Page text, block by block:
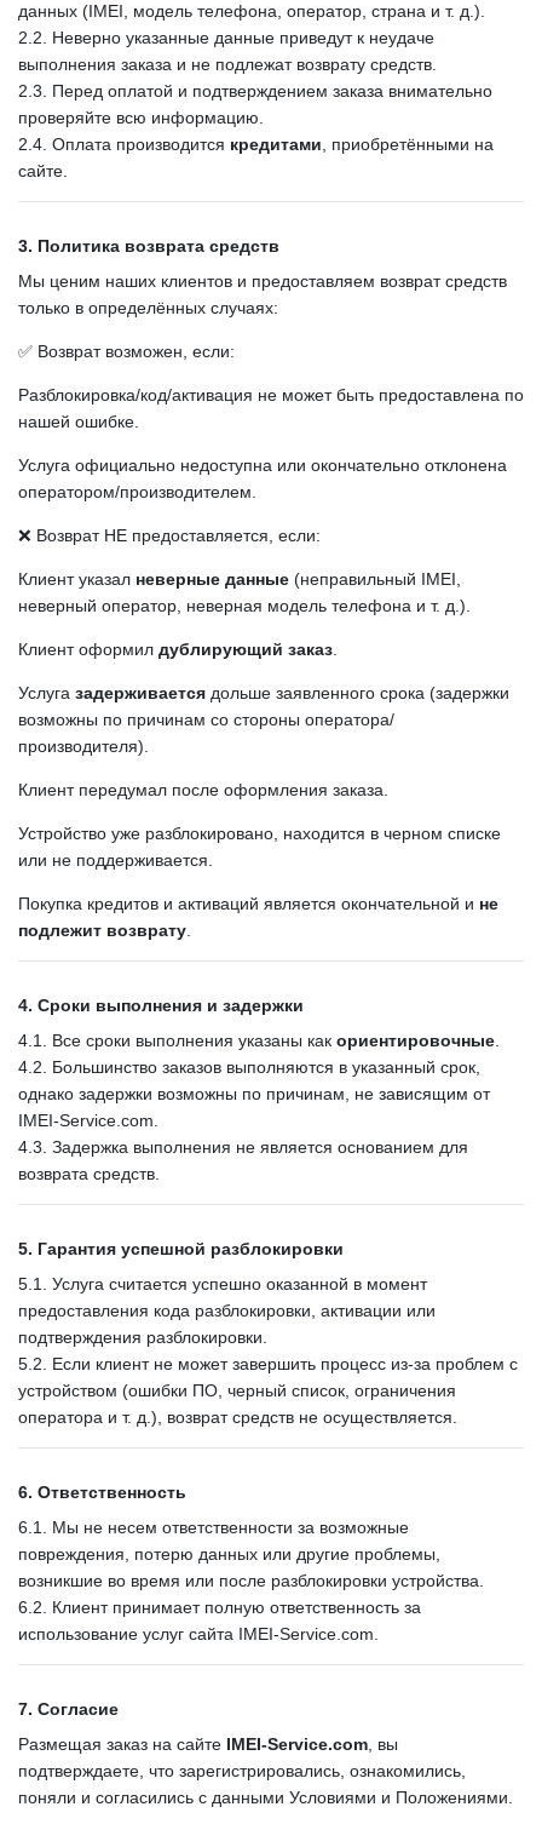
данных (IMEI, модель телефона, оператор, страна и т. д.).
2.2. Неверно указанные данные приведут к неудаче
выполнения заказа и не подлежат возврату средств.
2.3. Перед оплатой и подтверждением заказа внимательно
проверяйте всю информацию.
2.4. Оплата производится кредитами , приобретёнными на
сайте.
3. Политика возврата средств
Мы ценим наших клиентов и предоставляем возврат средств
только в определённых случаях:
✅ Возврат возможен, если:
Разблокировка/код/активация не может быть предоставлена по
нашей ошибке.
Услуга официально недоступна или окончательно отклонена
оператором/производителем.
❌ Возврат НЕ предоставляется, если:
Клиент указал неверные данные (неправильный IMEI,
неверный оператор, неверная модель телефона и т. д.).
Клиент оформил дублирующий заказ
Услуга задерживается дольше заявленного срока (задержки
возможны по причинам со стороны оператора/
производителя).
Клиент передумал после оформления заказа.
Устройство уже разблокировано, находится в черном списке
или не поддерживается.
Покупка кредитов и активаций является окончательной и не
подлежит возврату
4. Сроки выполнения и задержки
4.1. Все сроки выполнения указаны как ориентировочные
4.2. Большинство заказов выполняются в указанный срок,
однако задержки возможны по причинам, не зависящим от
IMEI-Service.com.
4.3. Задержка выполнения не является основанием для
возврата средств.
5. Гарантия успешной разблокировки
5.1. Услуга считается успешно оказанной в момент
предоставления кода разблокировки, активации или
подтверждения разблокировки.
5.2. Если клиент не может завершить процесс из-за проблем с
устройством (ошибки ПО, черный список, ограничения
оператора и т. д.), возврат средств не осуществляется.
6. Ответственность
6.1. Мы не несем ответственности за возможные
повреждения, потерю данных или другие проблемы,
возникшие во время или после разблокировки устройства.
6.2. Клиент принимает полную ответственность за
использование услуг сайта IMEI-Service.com.
7. Согласие
Размещая заказ на сайте IMEI-Service.com , вы
подтверждаете, что зарегистрировались, ознакомились,
поняли и согласились с данными Условиями и Положениями.